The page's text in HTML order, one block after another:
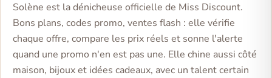
Solène est la dénicheuse officielle de Miss Discount.
Bons plans, codes promo, ventes flash : elle vérifie
chaque offre, compare les prix réels et sonne l'alerte
quand une promo n'en est pas une. Elle chine aussi côté
maison, bijoux et idées cadeaux, avec un talent certain